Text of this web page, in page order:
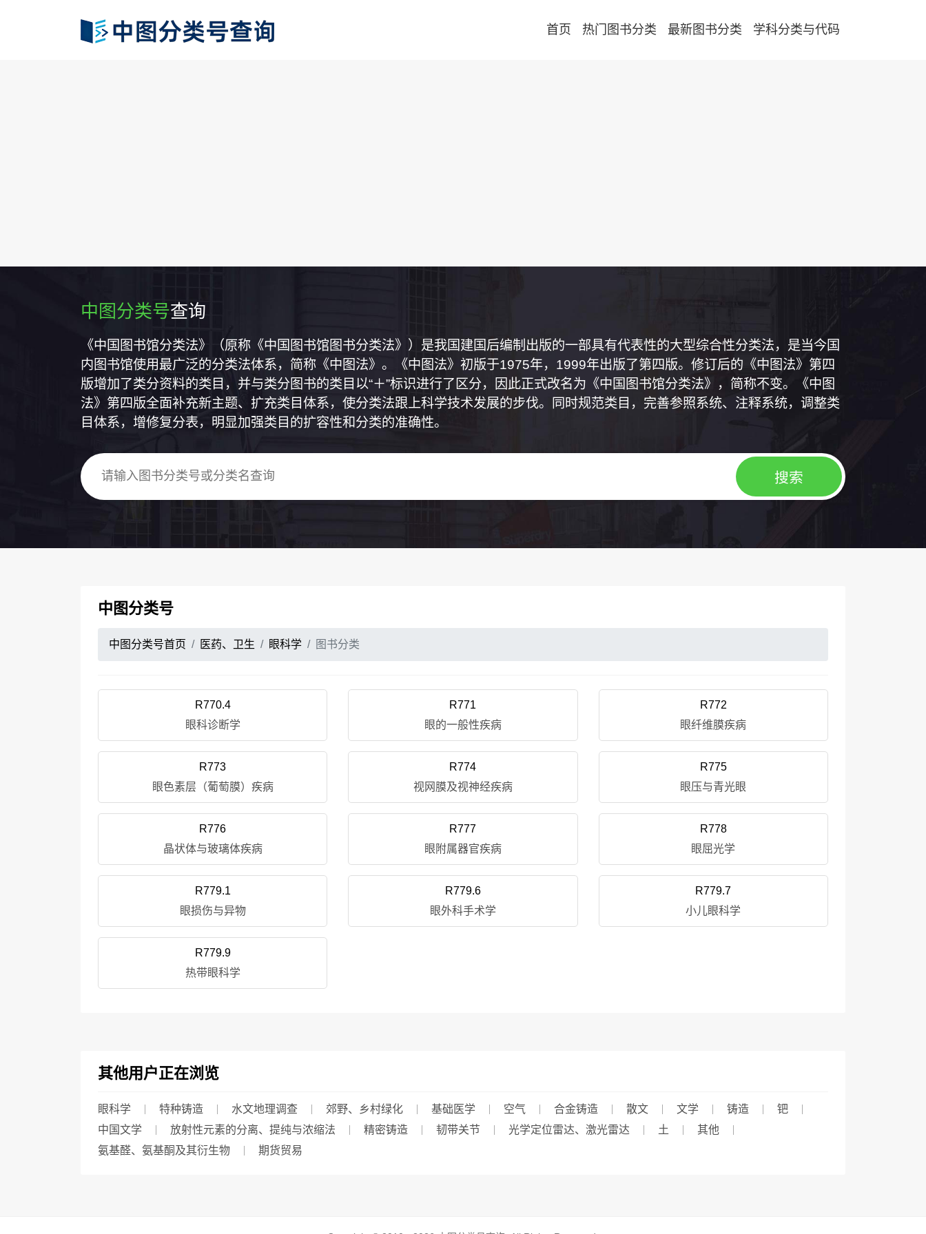
首页 热门图书分类 最新图书分类 学科分类与代码
中图分类号查询
《中国图书馆分类法》（原称《中国图书馆图书分类法》）是我国建国后编制出版的一部具有代表性的大型综合性分类法，是当今国
内图书馆使用最广泛的分类法体系，简称《中图法》。《中图法》初版于1975年，1999年出版了第四版。修订后的《中图法》第四
版增加了类分资料的类目，并与类分图书的类目以“＋”标识进行了区分，因此正式改名为《中国图书馆分类法》，简称不变。《中图
法》第四版全面补充新主题、扩充类目体系，使分类法跟上科学技术发展的步伐。同时规范类目，完善参照系统、注释系统，调整类
目体系，增修复分表，明显加强类目的扩容性和分类的准确性。
中图分类号
中图分类号首页 医药、卫生 眼科学 图书分类
R770.4
眼科诊断学
R771
眼的一般性疾病
R772
眼纤维膜疾病
R773
眼色素层（葡萄膜）疾病
R774
视网膜及视神经疾病
R775
眼压与青光眼
R776
晶状体与玻璃体疾病
R777
眼附属器官疾病
R778
眼屈光学
R779.1
眼损伤与异物
R779.6
眼外科手术学
R779.7
小儿眼科学
R779.9
热带眼科学
其他用户正在浏览
眼科学 特种铸造 水文地理调查 郊野、乡村绿化 基础医学 空气 合金铸造 散文 文学 铸造
钯
中国文学
放射性元素的分离、提纯与浓缩法 精密铸造 韧带关节 光学定位雷达、激光雷达 土
其他
氨基醛、氨基酮及其衍生物
期货贸易